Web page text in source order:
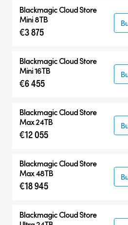
Blackmagic Cloud Store
Mini 8TB
€3 875
Blackmagic Cloud Store
Mini 16TB
€6 455
Blackmagic Cloud Store
Max 24TB
€12 055
Blackmagic Cloud Store
Max 48TB
€18 945
Blackmagic Cloud Store